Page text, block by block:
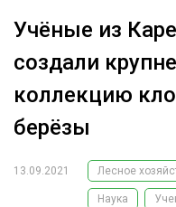
ЛЕСНОЕ ХОЗЯЙСТВО
ОБРАБОТКА ДРЕВЕСИНЫ
ЭКСПЕРТНОЕ МНЕНИЕ
Учёные из
создали
коллекцию
берёзы
13.09.2021 Лесное
Наука